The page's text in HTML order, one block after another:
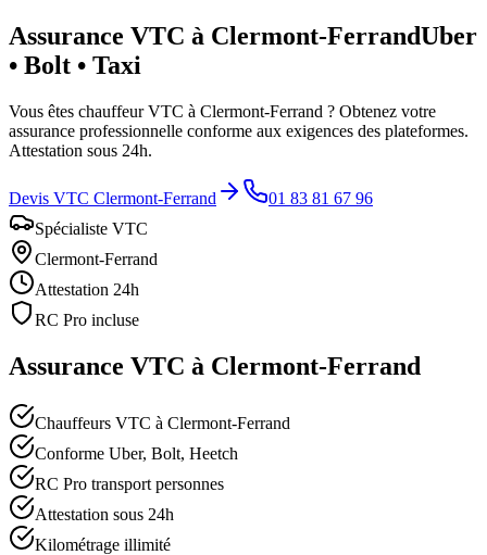
Assurance VTC à Clermont-FerrandUber
• Bolt • Taxi
Vous êtes chauffeur VTC à Clermont-Ferrand ? Obtenez votre
assurance professionnelle conforme aux exigences des plateformes.
Attestation sous 24h.
Devis VTC Clermont-Ferrand
01 83 81 67 96
Spécialiste VTC
Clermont-Ferrand
Attestation 24h
RC Pro incluse
Assurance VTC à Clermont-Ferrand
Chauffeurs VTC à Clermont-Ferrand
Conforme Uber, Bolt, Heetch
RC Pro transport personnes
Attestation sous 24h
Kilométrage illimité